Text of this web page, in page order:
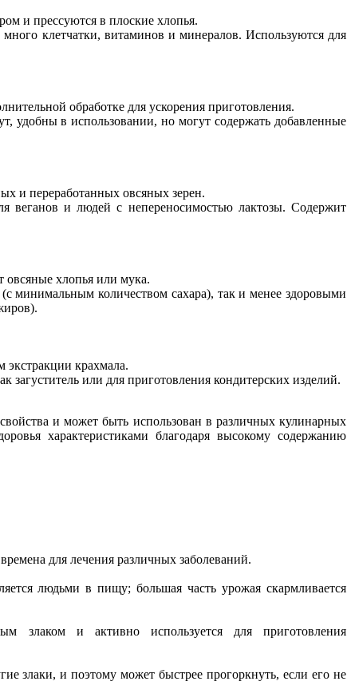
и прессуются в плоские хлопья.
много клетчатки, витаминов и минералов. Используются для
обработке для ускорения приготовления.
удобны в использовании, но могут содержать добавленные
и переработанных овсяных зерен.
веганов и людей с непереносимостью лактозы. Содержит
овсяные хлопья или мука.
минимальным количеством сахара), так и менее здоровыми
экстракции крахмала.
загуститель или для приготовления кондитерских изделий.
и может быть использован в различных кулинарных
характеристиками благодаря высокому содержанию
для лечения различных заболеваний.
людьми в пищу; большая часть урожая скармливается
злаком и активно используется для приготовления
злаки, и поэтому может быстрее прогоркнуть, если его не